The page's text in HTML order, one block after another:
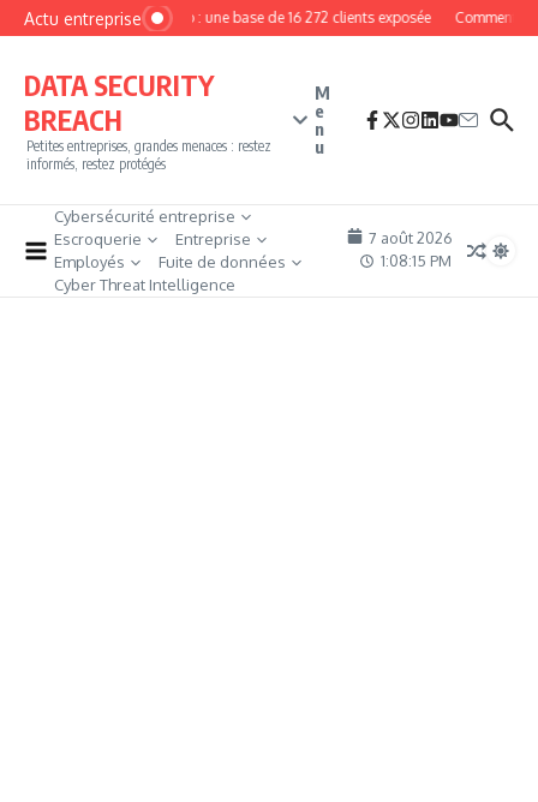
Aller au contenu
Actu entrepriseMyPhoto : une base de 16 272 clients exposée Comment
DATA SECURITY
BREACH
Petites entreprises, grandes menaces : restez
informés, restez protégés
M
e
n
u
Cybersécurité entreprise
Escroquerie
Entreprise
Employés
Fuite de données
Cyber Threat Intelligence
7 août 2026
1:08:16 PM